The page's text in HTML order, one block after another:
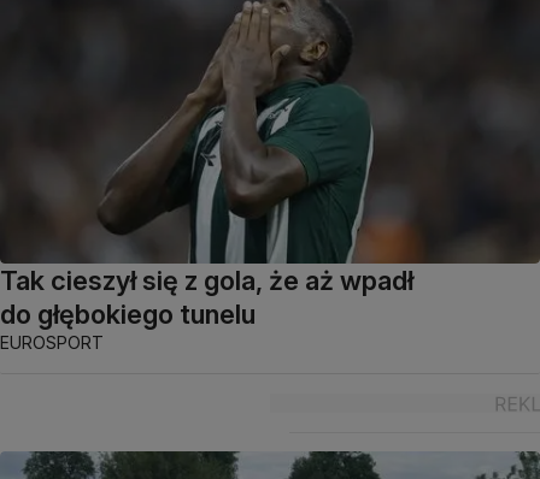
Tak cieszył się z gola, że aż wpadł
do głębokiego tunelu
EUROSPORT